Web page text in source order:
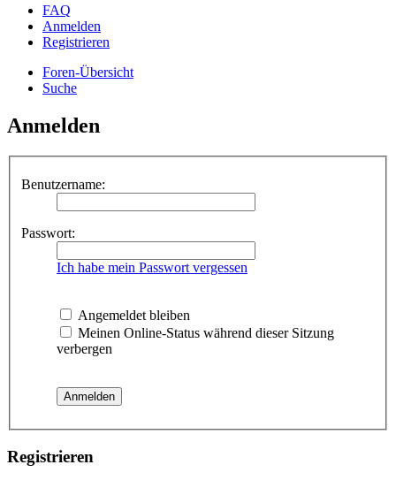
FAQ
Anmelden
Registrieren
Foren-Übersicht
Suche
Anmelden
Benutzername:
Passwort:
Ich habe mein Passwort vergessen
Angemeldet bleiben
Meinen Online-Status während dieser Sitzung
verbergen
Registrieren